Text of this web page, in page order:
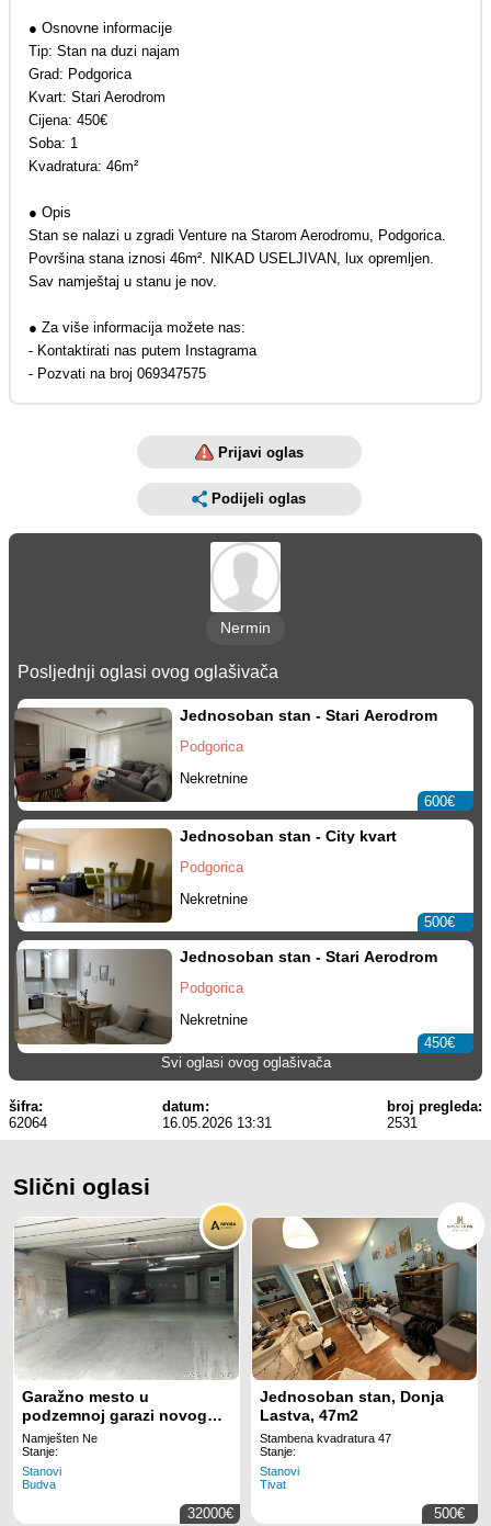
● Osnovne informacije
Tip: Stan na duzi najam
Grad: Podgorica
Kvart: Stari Aerodrom
Cijena: 450€
Soba: 1
Kvadratura: 46m²
● Opis
Stan se nalazi u zgradi Venture na Starom Aerodromu, Podgorica.
Površina stana iznosi 46m². NIKAD USELJIVAN, lux opremljen.
Sav namještaj u stanu je nov.
● Za više informacija možete nas:
- Kontaktirati nas putem Instagrama
- Pozvati na broj 069347575
Prijavi oglas
Podijeli oglas
Nermin
Posljednji oglasi ovog oglašivača
Jednosoban stan - Stari Aerodrom
Podgorica
Nekretnine
600€
Jednosoban stan - City kvart
Podgorica
Nekretnine
500€
Jednosoban stan - Stari Aerodrom
Podgorica
Nekretnine
450€
Svi oglasi ovog oglašivača
šifra:
62064
datum:
16.05.2026 13:31
broj pregleda:
2531
Slični oglasi
Garažno mesto u
podzemnoj garazi novog
kompleksa The Old
Bakery,Budva.
Namješten Ne
Stanje:
Stanovi
Budva
32000€
Jednosoban stan, Donja
Lastva, 47m2
Stambena kvadratura 47
Stanje:
Stanovi
Tivat
500€